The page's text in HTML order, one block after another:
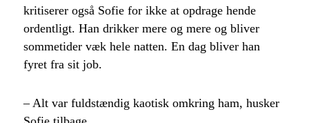
kritiserer også Sofie for ikke at opdrage hende
ordentligt. Han drikker mere og mere og bliver
sommetider væk hele natten. En dag bliver han
fyret fra sit job.
– Alt var fuldstændig kaotisk omkring ham, husker